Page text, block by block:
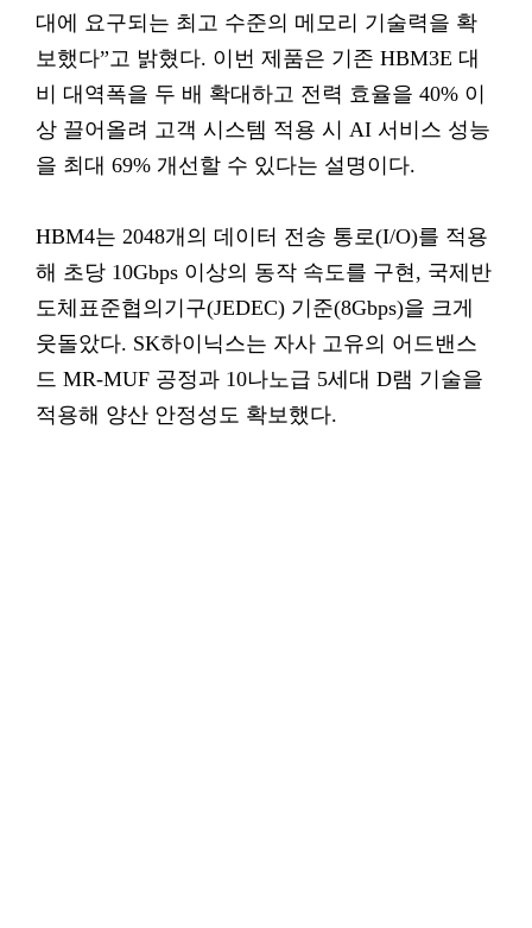
대에 요구되는 최고 수준의 메모리 기술력을 확
보했다”고 밝혔다. 이번 제품은 기존 HBM3E 대
비 대역폭을 두 배 확대하고 전력 효율을 40% 이
상 끌어올려 고객 시스템 적용 시 AI 서비스 성능
을 최대 69% 개선할 수 있다는 설명이다.
HBM4는 2048개의 데이터 전송 통로(I/O)를 적용
해 초당 10Gbps 이상의 동작 속도를 구현, 국제반
도체표준협의기구(JEDEC) 기준(8Gbps)을 크게
웃돌았다. SK하이닉스는 자사 고유의 어드밴스
드 MR-MUF 공정과 10나노급 5세대 D램 기술을
적용해 양산 안정성도 확보했다.